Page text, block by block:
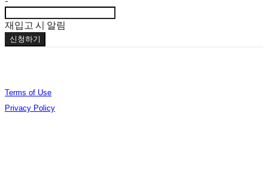
재입고 시 알림
신청하기
Terms of Use
Privacy Policy